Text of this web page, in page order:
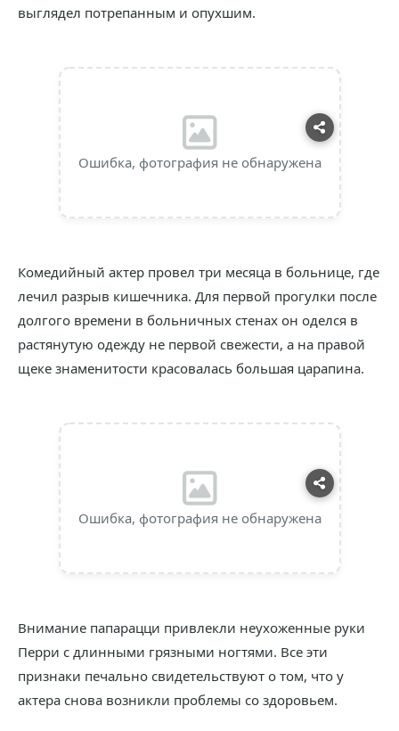
выглядел потрепанным и опухшим.
Ошибка, фотография не обнаружена
Комедийный актер провел три месяца в больнице, где
лечил разрыв кишечника. Для первой прогулки после
долгого времени в больничных стенах он оделся в
растянутую одежду не первой свежести, а на правой
щеке знаменитости красовалась большая царапина.
Ошибка, фотография не обнаружена
Внимание папарацци привлекли неухоженные руки
Перри с длинными грязными ногтями. Все эти
признаки печально свидетельствуют о том, что у
актера снова возникли проблемы со здоровьем.